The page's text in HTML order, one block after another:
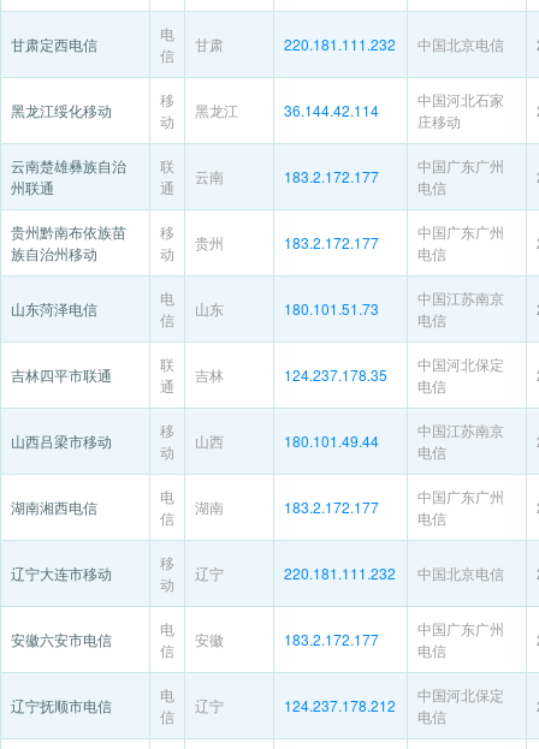
甘肃定西电信
电
信
甘肃 220.181.111.232 中国北京电信
黑龙江绥化移动
移
动
黑龙江 36.144.42.114
中国河北石家
庄移动
云南楚雄彝族自治
州联通
联
通
云南 183.2.172.177
中国广东广州
电信
贵州黔南布依族苗
族自治州移动
移
动
贵州 183.2.172.177
中国广东广州
电信
山东菏泽电信
电
信
山东 180.101.51.73
中国江苏南京
电信
吉林四平市联通
联
通
吉林 124.237.178.35
中国河北保定
电信
山西吕梁市移动
移
动
山西 180.101.49.44
中国江苏南京
电信
湖南湘西电信
电
信
湖南 183.2.172.177
中国广东广州
电信
辽宁大连市移动
移
动
辽宁 220.181.111.232 中国北京电信
安徽六安市电信
电
信
安徽 183.2.172.177
中国广东广州
电信
辽宁抚顺市电信
电
信
辽宁 124.237.178.212
中国河北保定
电信